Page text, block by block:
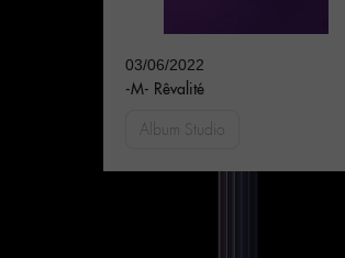
03/06/2022
-M- Rêvalité
Album Studio